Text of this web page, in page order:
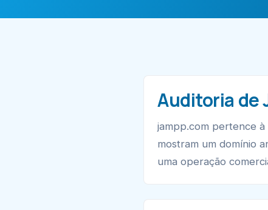
Auditoria de
jampp.com pertence
mostram um domínio
uma operação